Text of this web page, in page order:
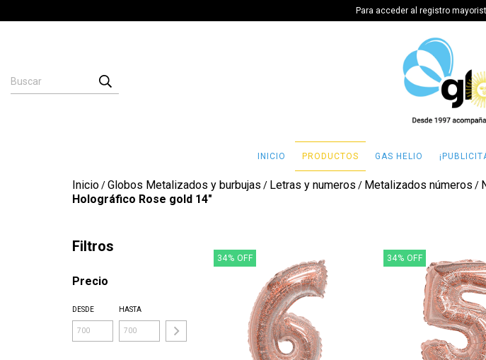
Para acceder al registro
INICIO PRODUCTOS GAS HELIO
Inicio/Globos Metalizados y burbujas / Letras y numeros / Metalizados números /
Holográfico Rose gold 14"
Filtros
Precio
DESDE HASTA
34% OFF 34% OFF